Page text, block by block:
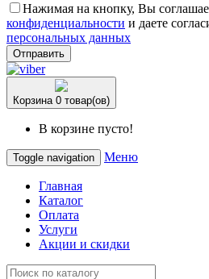
Нажимая на кнопку, Вы
конфиденциальности и даете
персональных данных
Отправить
Корзина 0 товар(ов)
В корзине пусто!
Toggle navigation Меню
Главная
Каталог
Оплата
Услуги
Акции и скидки